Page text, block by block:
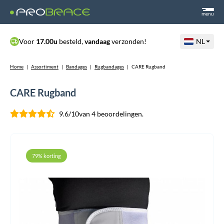
menu
Voor 17.00u besteld,vandaagverzonden! NL
Home | Assortiment | Bandages | Rugbandages | CARE Rugband
CARE Rugband
9.6/10van 4 beoordelingen.
79% korting